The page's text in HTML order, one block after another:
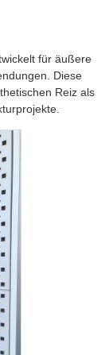
für äußere
Diese
Reiz als